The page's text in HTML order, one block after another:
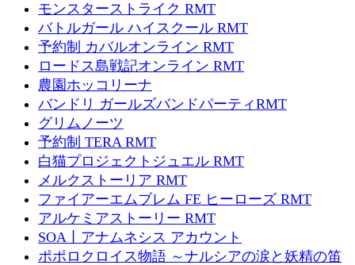
モンスターストライク RMT
バトルガール ハイスクール RMT
予約制 カバルオンライン RMT
ロードス島戦記オンライン RMT
農園ホッコリーナ
バンドリ ガールズバンドパーティRMT
グリムノーツ
予約制 TERA RMT
白猫プロジェクトジュエル RMT
メルクストーリア RMT
ファイアーエムブレム FE ヒーローズ RMT
アルケミアストーリー RMT
SOA丨アナムネシス アカウント
ポポロクロイス物語 ～ナルシアの涙と妖精の笛